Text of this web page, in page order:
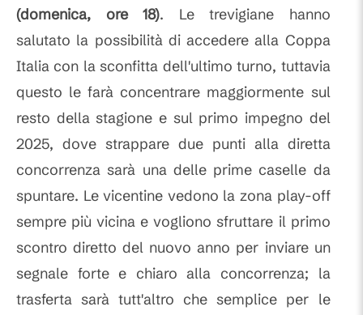
(domenica, ore 18). Le trevigiane hanno
salutato la possibilità di accedere alla Coppa
Italia con la sconfitta dell'ultimo turno, tuttavia
questo le farà concentrare maggiormente sul
resto della stagione e sul primo impegno del
2025, dove strappare due punti alla diretta
concorrenza sarà una delle prime caselle da
spuntare. Le vicentine vedono la zona play-off
sempre più vicina e vogliono sfruttare il primo
scontro diretto del nuovo anno per inviare un
segnale forte e chiaro alla concorrenza; la
trasferta sarà tutt'altro che semplice per le